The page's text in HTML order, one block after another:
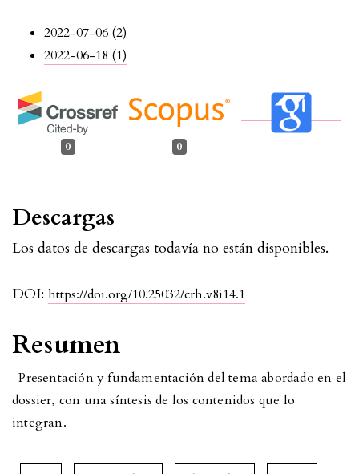
DOI: https://doi.org/10.25032/crh.v8i14.1
2022-07-06 (2)
2022-06-18 (1)
0 0
Resumen
Presentación y fundamentación del tema abordado en el
dossier, con una síntesis de los contenidos que lo
integran.
Descargas
Los datos de descargas todavía no están disponibles.